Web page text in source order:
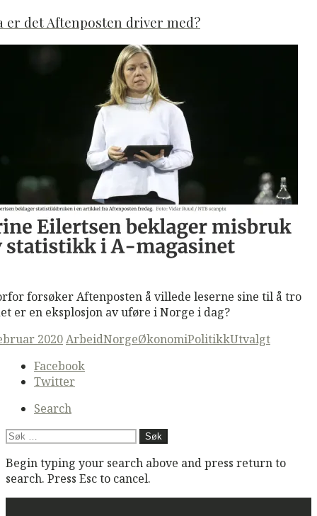
er det Aftenposten driver med?
forsøker Aftenposten å villede leserne sine til å tro
er en eksplosjon av uføre i Norge i dag?
2020ArbeidNorgeØkonomiPolitikkUtvalgt
Secondary
navigation
Facebook
Twitter
Search
Søk
Begin typing your search above and press return to
search. Press Esc to cancel.